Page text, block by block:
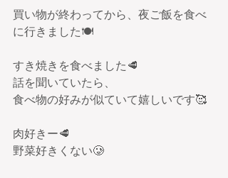
買い物が終わってから、夜ご飯を食べ
に行きました🍽
すき焼きを食べました🥩
話を聞いていたら、
食べ物の好みが似ていて嬉しいです🥰
肉好きー🥩
野菜好きくない🥲